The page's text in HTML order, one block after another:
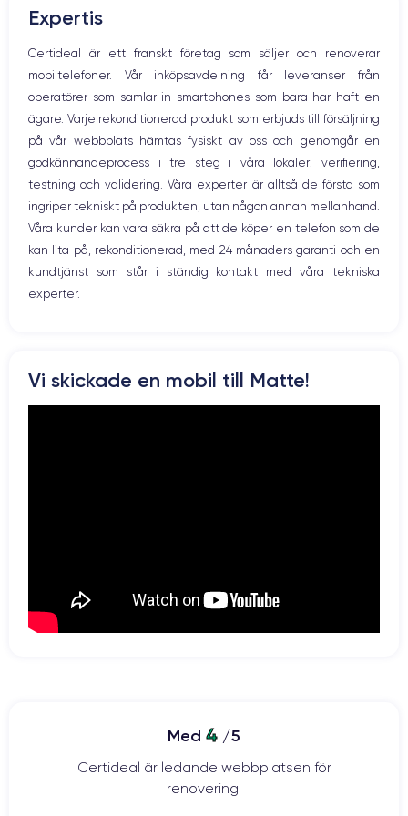
Puce A15 Bionic 6
Nom GPU
GPU 5 cœurs
Fréq. processeur
3.22 GHz
12 Mpx 12 Mpx
Résolution vidéo
4K - 3840 x 2160 px
Recharge rapide
Oui, 20W
Batterie Type de SIM
Pour en savoir plus sur les caractéristiques de ce smartphone,
Högtalare
Hem-knappen
Bluetooth
WiFi
Nätverk
Vibration
Prise USB
Expertis
Certideal är ett franskt företag som säljer och renoverar
mobiltelefoner. Vår inköpsavdelning får leveranser från
operatörer som samlar in smartphones som bara har haft en
ägare. Varje rekonditionerad produkt som erbjuds till försäljning
på vår webbplats hämtas fysiskt av oss och genomgår en
godkännandeprocess i tre steg i våra lokaler: verifiering,
testning och validering. Våra experter är alltså de första som
ingriper tekniskt på produkten, utan någon annan mellanhand.
Våra kunder kan vara säkra på att de köper en telefon som de
kan lita på, rekonditionerad, med 24 månaders garanti och en
kundtjänst som står i ständig kontakt med våra tekniska
experter.
Vi skickade en mobil till Matte!
Med 4 /5
Certideal är ledande webbplatsen för
renovering.